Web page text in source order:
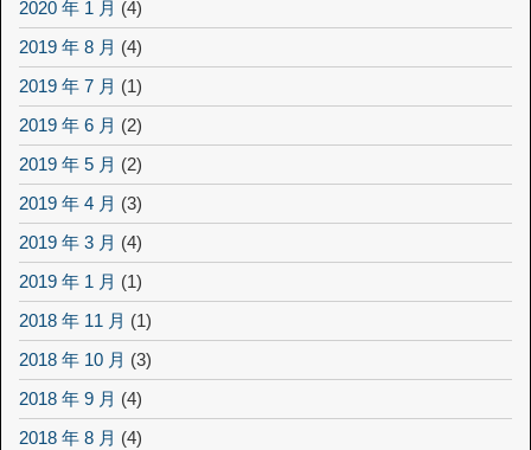
2020 年 1 月 (4)
2019 年 8 月 (4)
2019 年 7 月 (1)
2019 年 6 月 (2)
2019 年 5 月 (2)
2019 年 4 月 (3)
2019 年 3 月 (4)
2019 年 1 月 (1)
2018 年 11 月 (1)
2018 年 10 月 (3)
2018 年 9 月 (4)
2018 年 8 月 (4)